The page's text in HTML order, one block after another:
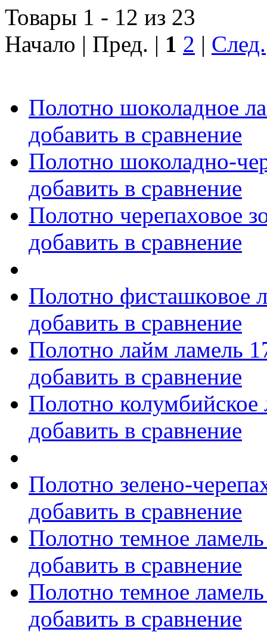
Товары 1 - 12 из 23
Начало | Пред. | 1 2 | След.
Полотно шоколадное
добавить в сравнение
Полотно шоколадно-
добавить в сравнение
Полотно черепаховое
добавить в сравнение
Полотно фисташковое
добавить в сравнение
Полотно лайм ламель
добавить в сравнение
Полотно
добавить в сравнение
Полотно зелено-
добавить в сравнение
Полотно темное
добавить в сравнение
Полотно темное
добавить в сравнение